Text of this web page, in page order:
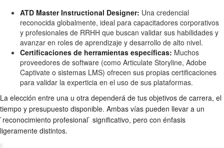
ATD Master Instructional Designer: Una credencial
reconocida globalmente, ideal para capacitadores corporativos
y profesionales de RRHH que buscan validar sus habilidades y
avanzar en roles de aprendizaje y desarrollo de alto nivel.
Certificaciones de herramientas específicas: Muchos
proveedores de software (como Articulate Storyline, Adobe
Captivate o sistemas LMS) ofrecen sus propias certificaciones
para validar la experticia en el uso de sus plataformas.
La elección entre una u otra dependerá de tus objetivos de carrera, el
tiempo y presupuesto disponible. Ambas vías pueden llevar a un
`reconocimiento profesional` significativo, pero con énfasis
ligeramente distintos.